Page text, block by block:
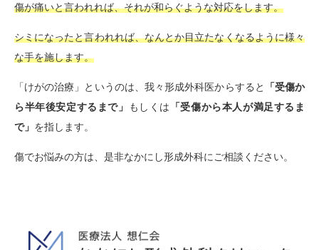
傷が痛いと言われれば、それが和らぐような対応をします。
シミになったと言われれば、なんとか目立たなくなるように様々
な手を施します。
「けがの治療」というのは、我々形成外科医からすると
「受傷か
ら半年後安定するまで」
もしくは
「受傷から本人が満足するま
で」 を指します。
傷でお悩みの方は、是非なかにし形成外科にご相談ください。